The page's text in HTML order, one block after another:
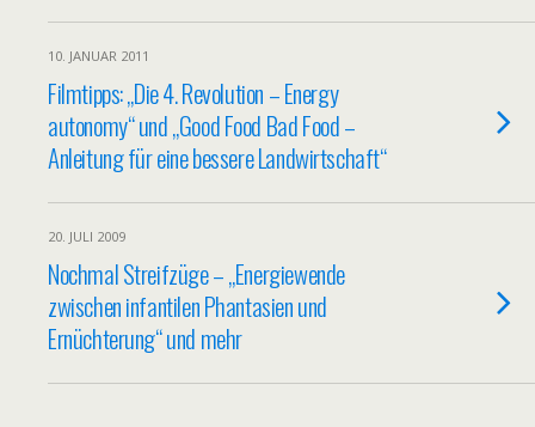
10. JANUAR 2011
Filmtipps: „Die 4. Revolution – Energy
autonomy“ und „Good Food Bad Food –
Anleitung für eine bessere Landwirtschaft“
20. JULI 2009
Nochmal Streifzüge – „Energiewende
zwischen infantilen Phantasien und
Ernüchterung“ und mehr